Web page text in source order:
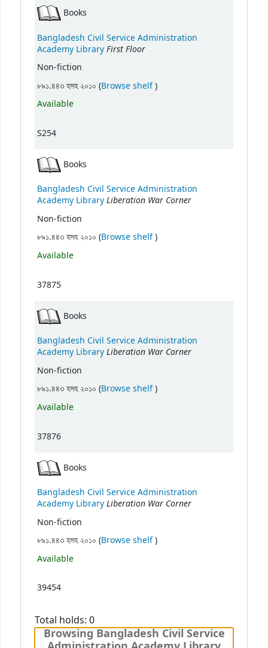
Books
Bangladesh Civil Service Administration
Academy LibraryFirst Floor
Non-fiction
৮৯১.৪৪৩ হসহ ২০১০ (Browse shelf(Opens below)
)
Available
S254
Books
Bangladesh Civil Service Administration
Academy LibraryLiberation War Corner
Non-fiction
৮৯১.৪৪৩ হসহ ২০১০ (Browse shelf(Opens below)
)
Available
37875
Books
Bangladesh Civil Service Administration
Academy LibraryLiberation War Corner
Non-fiction
৮৯১.৪৪৩ হসহ ২০১০ (Browse shelf(Opens below)
)
Available
37876
Books
Bangladesh Civil Service Administration
Academy LibraryLiberation War Corner
Non-fiction
৮৯১.৪৪৩ হসহ ২০১০ (Browse shelf(Opens below)
)
Available
39454
Total holds: 0
Browsing Bangladesh Civil Service